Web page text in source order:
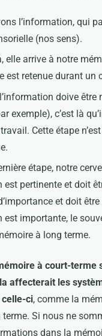
l’information, qui
(nos sens).
elle arrive à notre
est retenue durant un
doive être
exemple), c’est là
Cette étape
étape, notre
est pertinente et doit
et doit
est importante, le
à long terme.
à court-terme
affecterait les
celle-ci, comme la
Si nous ne
dans la